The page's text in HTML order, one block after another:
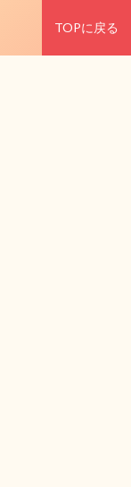
TOPに戻る